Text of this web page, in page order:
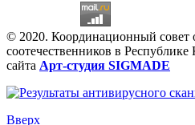
© 2020. Координационный совет
соотечественников в Республике
сайта Арт-студия SIGMADE
Вверх